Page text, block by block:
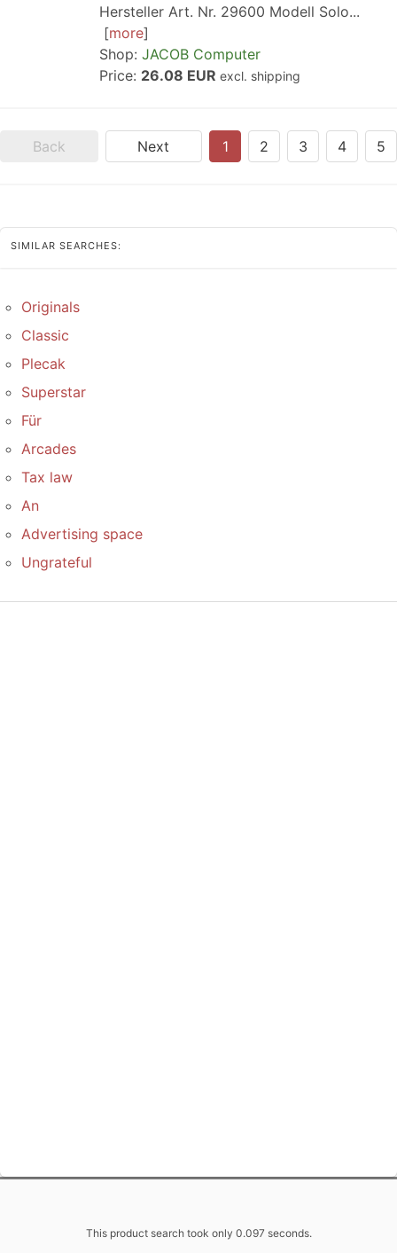
Hersteller Art. Nr. 29600 Modell Solo...
more
Shop: JACOB Computer
Price: 26.08 EUR excl. shipping
Back Next 1 2 3 4 5
SIMILAR SEARCHES:
Originals
Classic
Plecak
Superstar
Für
Arcades
Tax law
An
Advertising space
Ungrateful
This product search took only 0.097 seconds.